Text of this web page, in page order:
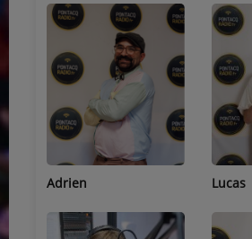
Adrien Lucas